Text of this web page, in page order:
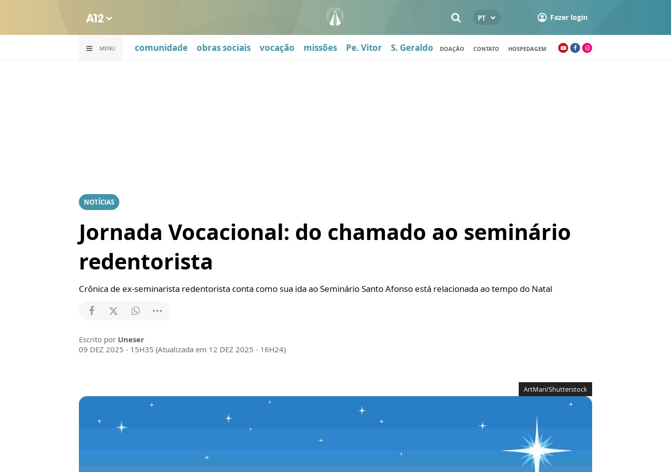
PT Fazer login
MENU comunidade obras sociais vocação missões Pe. Vitor S. Geraldo DOAÇÃO CONTATO HOSPEDAGEM
NOTÍCIAS
Jornada Vocacional: do chamado ao seminário
redentorista
Crônica de ex-seminarista redentorista conta como sua ida ao Seminário Santo Afonso está relacionada ao tempo do Natal
Escrito por Uneser
09 DEZ 2025 - 15H35 (Atualizada em 12 DEZ 2025 - 16H24)
ArtMari/Shutterstock